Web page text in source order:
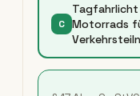
C
Tagfahrlicht
Motorrads